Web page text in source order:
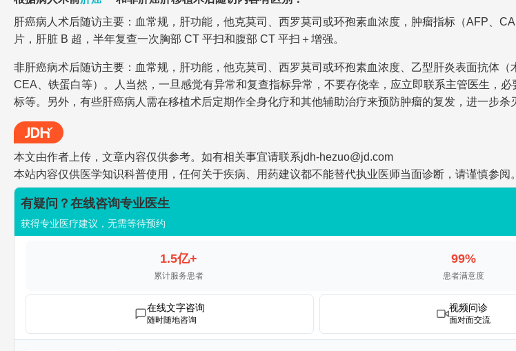
肝癌病人术后随访主要：血常规，肝功能，他克莫司、西罗莫司或环孢素血浓度，肿瘤指标（AFP、
片，肝脏 B 超，半年复查一次胸部 CT 平扫和腹部 CT 平扫＋增强。
非肝癌病术后随访主要：血常规，肝功能，他克莫司、西罗莫司或环孢素血浓度、乙型肝炎表面抗体
CEA、铁蛋白等）。人当然，一旦感觉有异常和复查指标异常，不要存侥幸，应立即联系主管医生，
标等。另外，有些肝癌病人需在移植术后定期作全身化疗和其他辅助治疗来预防肿瘤的复发，进一步杀
本文由作者上传，文章内容仅供参考。如有相关事宜请联系jdh-hezuo@jd.com
本站内容仅供医学知识科普使用，任何关于疾病、用药建议都不能替代执业医师当面诊断，请谨慎参阅。
有疑问？在线咨询专业医生
获得专业医疗建议，无需等待预约
1.5亿+
累计服务患者
99%
患者满意度
在线文字咨询
随时随地咨询
视频问诊
面对面交流